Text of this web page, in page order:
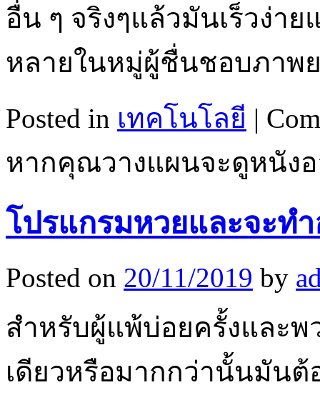
อื่น ๆ จริงๆแล้วมันเร็วง่า
หลายในหมู่ผู้ชื่นชอบภาพ
Posted in เทคโนโลยี |
หากคุณวางแผนจะดูหนัง
โปรแกรมหวยและจะท
Posted on 20/11/2019 by
สำหรับผู้แพ้บ่อยครั้งและพ
เดียวหรือมากกว่านั้นมันต้